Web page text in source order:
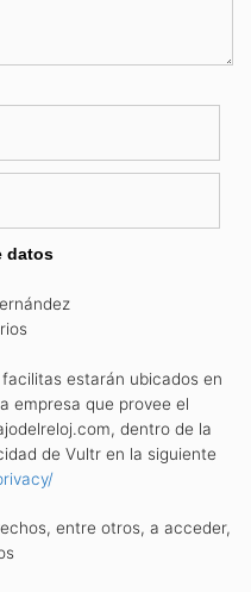
datos
estarán ubicados en
empresa que provee el
dentro de la
de Vultr en la siguiente
entre otros, a acceder,